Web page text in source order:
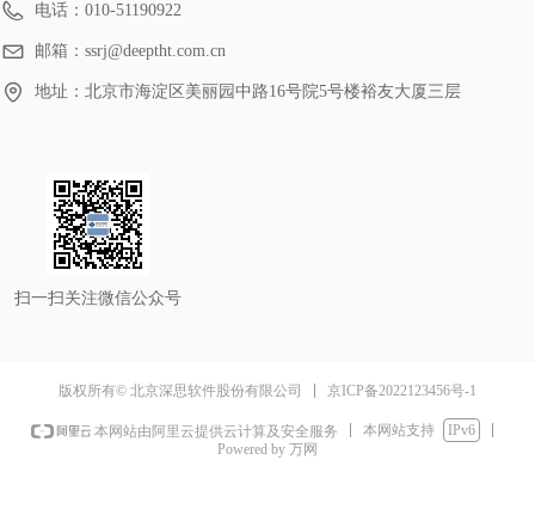
电话： 010-51190922
邮箱： ssrj@deeptht.com.cn
地址： 北京市海淀区美丽园中路16号院5号楼裕友大厦三层
扫一扫关注微信公众号
版权所有© 北京深思软件股份有限公司 京ICP备2022123456号-1
本网站由阿里云提供云计算及安全服务 本网站支持
IPv6
Powered by 万网